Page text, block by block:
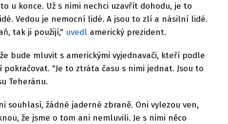
u konce. Už s nimi nechci uzavřít dohodu, je to
Vedou je nemocní lidé. A jsou to zlí a násilní lidé.
tak ji použijí," uvedl americký prezident.
bude mluvit s americkými vyjednavači, kteří podle
"Je to ztráta času s nimi jednat. Jsou to
Teheránu.
souhlasí, žádné jaderné zbraně. Oni vylezou ven,
že jsme o tom ani nemluvili. Je s nimi něco